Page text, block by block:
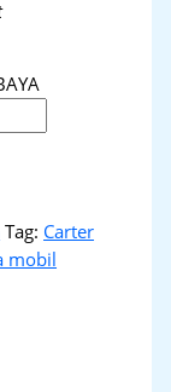
Tag: Carter
mobil